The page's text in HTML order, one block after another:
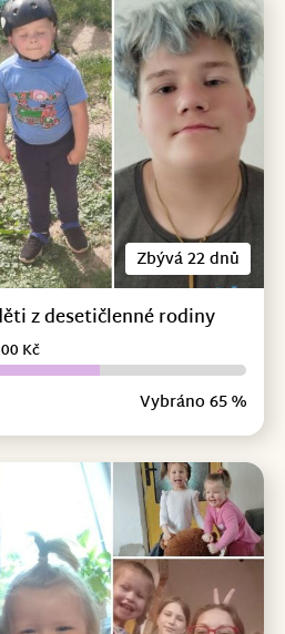
Zbývá 22 dnů
z desetičlenné rodiny
Vybráno 65 %
Kč